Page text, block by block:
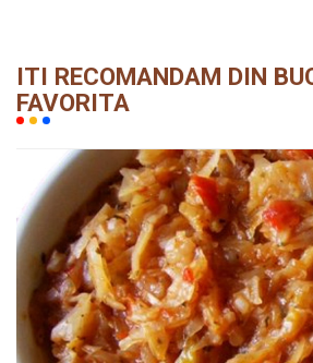
ITI RECOMANDAM DIN
FAVORITA